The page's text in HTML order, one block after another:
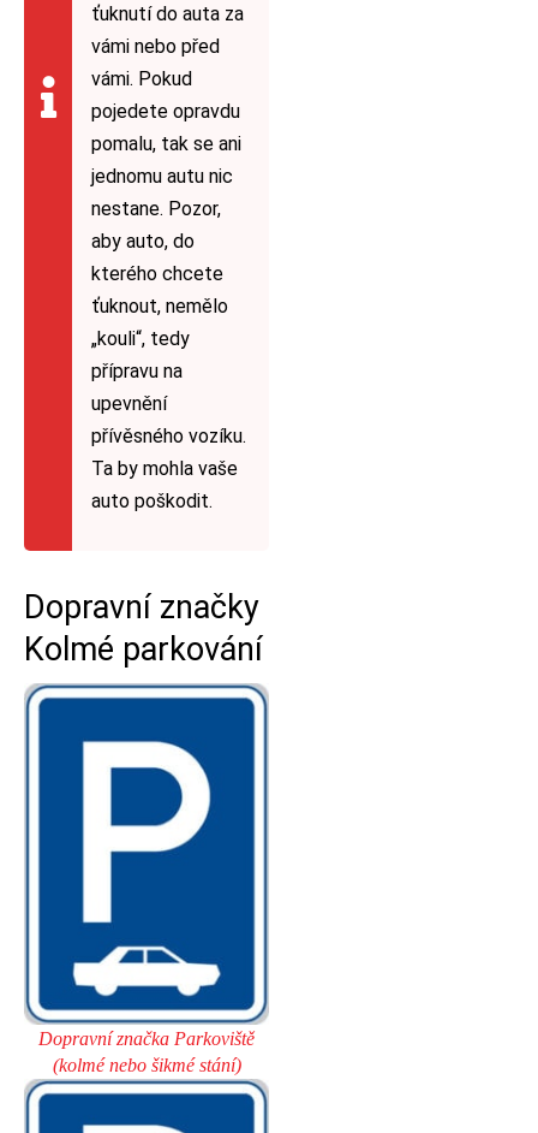
ťuknutí do auta za
vámi nebo před
vámi. Pokud
pojedete opravdu
pomalu, tak se ani
jednomu autu nic
nestane. Pozor,
aby auto, do
kterého chcete
ťuknout, nemělo
„kouli“, tedy
přípravu na
upevnění
přívěsného vozíku.
Ta by mohla vaše
auto poškodit.
Dopravní značky
Kolmé parkování
Dopravní značka Parkoviště
(kolmé nebo šikmé stání)